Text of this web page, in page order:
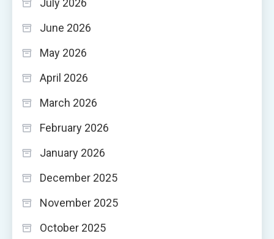
July 2026
June 2026
May 2026
April 2026
March 2026
February 2026
January 2026
December 2025
November 2025
October 2025